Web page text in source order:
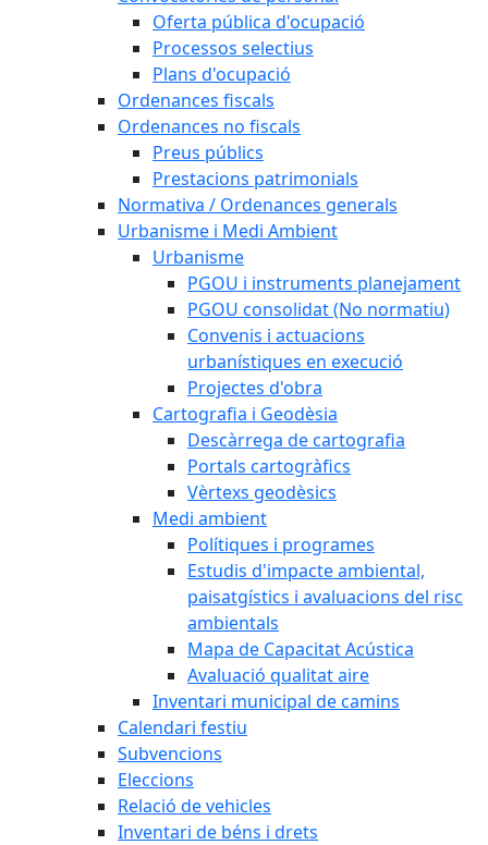
Oferta pública d'ocupació
Processos selectius
Plans d'ocupació
Ordenances fiscals
Ordenances no fiscals
Preus públics
Prestacions patrimonials
Normativa / Ordenances generals
Urbanisme i Medi Ambient
Urbanisme
PGOU i instruments planejament
PGOU consolidat (No normatiu)
Convenis i actuacions
urbanístiques en execució
Projectes d'obra
Cartografia i Geodèsia
Descàrrega de cartografia
Portals cartogràfics
Vèrtexs geodèsics
Medi ambient
Polítiques i programes
Estudis d'impacte ambiental,
paisatgístics i avaluacions del risc
ambientals
Mapa de Capacitat Acústica
Avaluació qualitat aire
Inventari municipal de camins
Calendari festiu
Subvencions
Eleccions
Relació de vehicles
Inventari de béns i drets